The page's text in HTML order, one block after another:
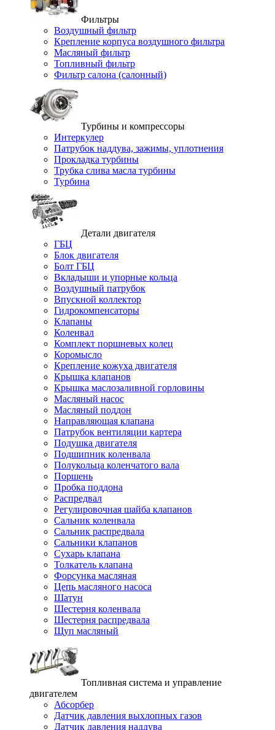
Фильтры
Воздушный фильтр
Крепление корпуса воздушного фильтра
Масляный фильтр
Топливный фильтр
Фильтр салона (салонный)
Турбины и компрессоры
Интеркулер
Патрубок наддува, зажимы, уплотнения
Прокладка турбины
Трубка слива масла турбины
Турбина
Детали двигателя
ГБЦ
Блок двигателя
Болт ГБЦ
Вкладыши и упорные кольца
Воздушный патрубок
Впускной коллектор
Гидрокомпенсаторы
Клапаны
Коленвал
Комплект поршневых колец
Коромысло
Крепление кожуха двигателя
Крышка клапанов
Крышка маслозаливной горловины
Масляный насос
Масляный поддон
Направляющая клапана
Патрубок вентиляции картера
Подушка двигателя
Подшипник коленвала
Полукольца коленчатого вала
Поршень
Пробка поддона
Распредвал
Регулировочная шайба клапанов
Сальник коленвала
Сальник распредвала
Сальники клапанов
Сухарь клапана
Толкатель клапана
Форсунка масляная
Цепь масляного насоса
Шатун
Шестерня коленвала
Шестерня распредвала
Щуп масляный
Топливная система и управление
двигателем
Абсорбер
Датчик давления выхлопных газов
Датчик давления наддува